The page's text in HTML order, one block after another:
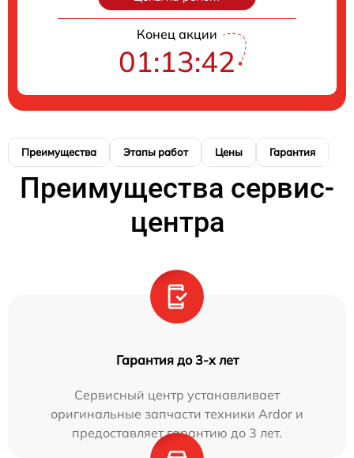
Конец акции
01:13:41
Преимущества Этапы работ Цены Гарантия
Преимущества сервис-
центра
Гарантия до 3-х лет
Сервисный центр устанавливает
оригинальные запчасти техники Ardor и
предоставляет гарантию до 3 лет.